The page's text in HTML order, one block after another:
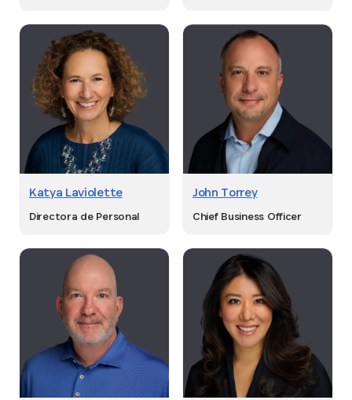
Katya Laviolette
Directora de Personal
John Torrey
Chief Business Officer